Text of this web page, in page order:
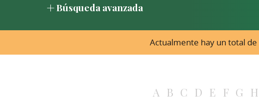
Búsqueda avanzada
Actualmente hay un total de
A B C D E F G H